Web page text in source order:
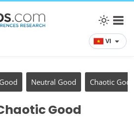
VI
Neutral Good Chaotic
Good